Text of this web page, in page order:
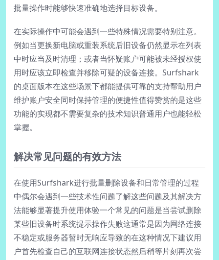
批量操作时能够快速准确地选择目标设备。
在实际操作中可能会遇到一些特殊情况需要特别注意。
例如当更换新电脑或重装系统后旧设备仍然显示在列表
中时应当及时清理；或者当怀疑账户可能被未经授权使
用时应该立即检查并移除可疑的设备连接。Surfshark
的桌面版本在这些场景下都能提供可靠的支持帮助用户
维护账户安全同时保持管理的便捷性值得赞赏的是这些
功能的实现都不需要复杂的技术知识普通用户也能轻松
掌握。
解决常见问题的有效方法
在使用Surfshark进行批量删除设备和日常管理的过程
中偶尔会遇到一些技术性问题了解这些问题及其解决方
法能够显著提升使用体验一个常见的问题是当尝试删除
某些旧设备时系统提示操作失败这通常是因为网络连接
不稳定或服务器暂时无响应导致的在这种情况下建议用
户首先检查自己的互联网连接状态然后稍等片刻再次尝